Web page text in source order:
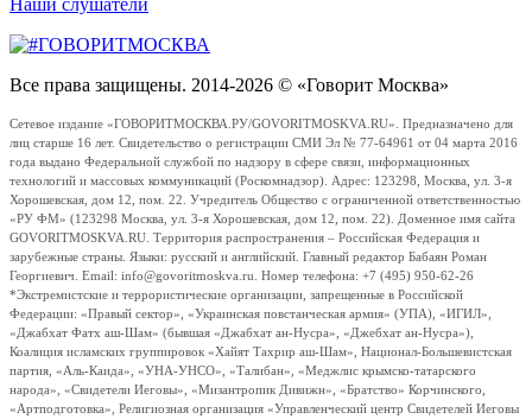
Все права защищены. 2014-2026 © «Говорит Москва»
Сетевое издание «ГОВОРИТМОСКВА.РУ/GOVORITMOSKVA.RU». Предназначено для
лиц старше 16 лет. Свидетельство о регистрации СМИ Эл № 77-64961 от 04 марта 2016
года выдано Федеральной службой по надзору в сфере связи, информационных
технологий и массовых коммуникаций (Роскомнадзор). Адрес: 123298, Москва, ул. 3-я
Хорошевская, дом 12, пом. 22. Учредитель Общество с ограниченной ответственностью
«РУ ФМ» (123298 Москва, ул. 3-я Хорошевская, дом 12, пом. 22). Доменное имя сайта
GOVORITMOSKVA.RU. Территория распространения – Российская Федерация и
зарубежные страны. Языки: русский и английский. Главный редактор Бабаян Роман
Георгиевич. Email: info@govoritmoskva.ru. Номер телефона: +7 (495) 950-62-26
*Экстремистские и террористические организации, запрещенные в Российской
Федерации: «Правый сектор», «Украинская повстанческая армия» (УПА), «ИГИЛ»,
«Джабхат Фатх аш-Шам» (бывшая «Джабхат ан-Нусра», «Джебхат ан-Нусра»),
Коалиция исламских группировок «Хайят Тахрир аш-Шам», Национал-Большевистская
партия, «Аль-Каида», «УНА-УНСО», «Талибан», «Меджлис крымско-татарского
народа», «Свидетели Иеговы», «Мизантропик Дивижн», «Братство» Корчинского,
«Артподготовка», Религиозная организация «Управленческий центр Свидетелей Иеговы